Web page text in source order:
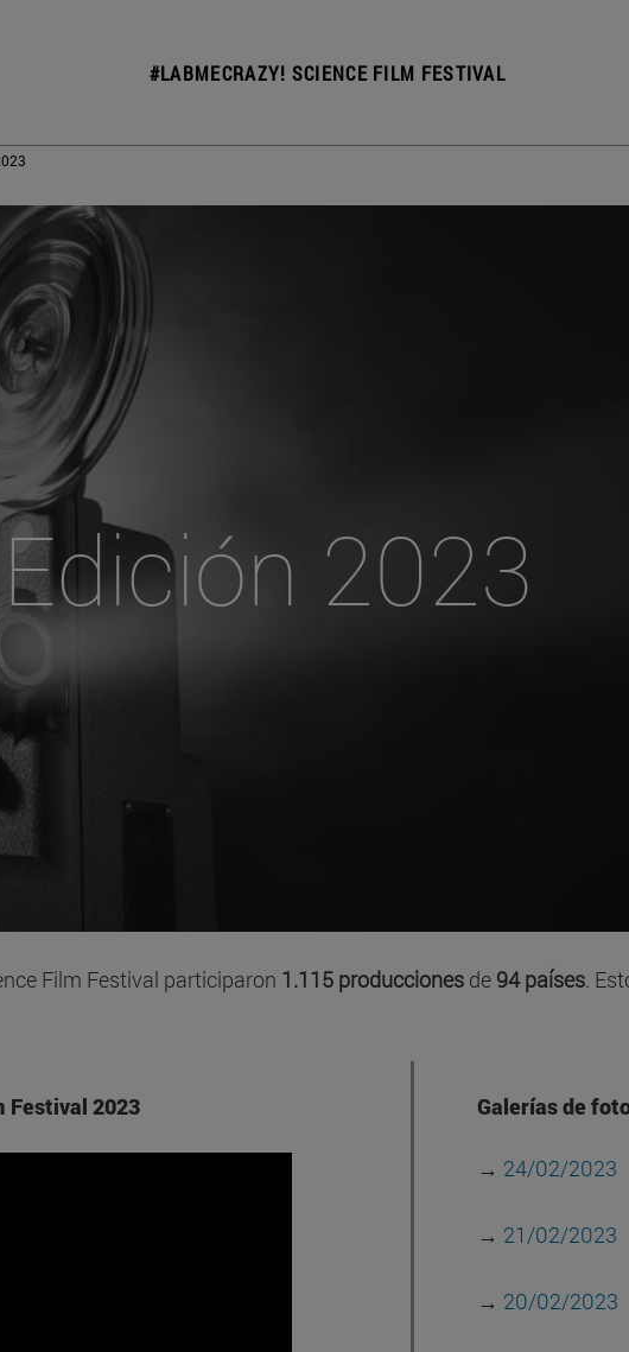
#LABMECRAZY! SCIENCE FILM FESTIVAL
Edición 2023
Film Festival participaron 1.115 producciones de 94 países.
Festival 2023 Galerías de
→ 24/02/2023
→ 21/02/2023
→ 20/02/2023